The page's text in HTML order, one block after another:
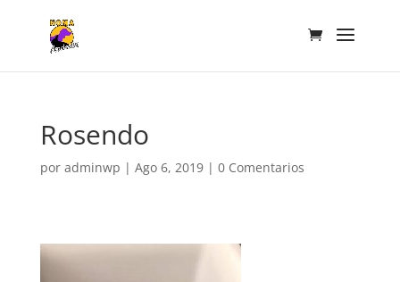
Rosendo
por adminwp | Ago 6, 2019| 0 Comentarios